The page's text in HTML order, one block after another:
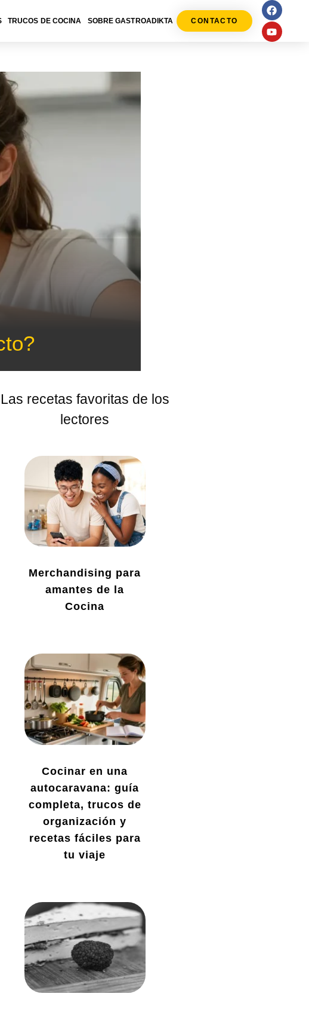
TRUCOS DE COCINA SOBRE GASTROADIKTA CONTACTO
Las recetas favoritas de los
lectores
Merchandising para
amantes de la
Cocina
Cocinar en una
autocaravana: guía
completa, trucos de
organización y
recetas fáciles para
tu viaje